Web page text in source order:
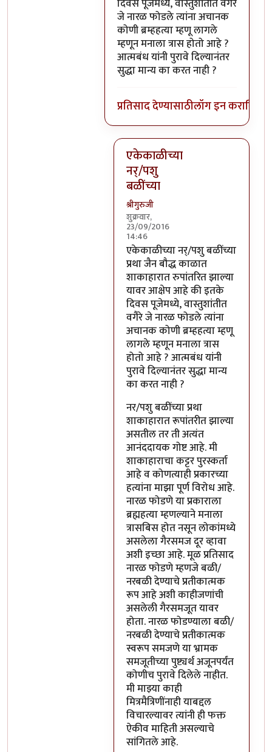
दिवस पूजेमध्ये, वास्तुशांतीत वगैरे
जे नारळ फोडले त्यांना अचानक
कोणी ब्रम्हहत्या म्हणू लागले
म्हणून मनाला त्रास होतो आहे ?
आत्मबंध यांनी पुरावे दिल्यानंतर
सुद्धा मान्य का करत नाही ?
प्रतिसाद देण्यासाठीलॉग इन कराकिंवा
एकेकाळीच्या
नर्/पशु
बळींच्या
श्रीगुरुजी
शुक्रवार,
23/09/2016
14:46
In reply toसाहेब,byअप्पा जोगळेकर
एकेकाळीच्या नर्/पशु बळींच्या
प्रथा जैन बौद्ध काळात
शाकाहारात रुपांतरित झाल्या
यावर आक्षेप आहे की इतके
दिवस पूजेमध्ये, वास्तुशांतीत
वगैरे जे नारळ फोडले त्यांना
अचानक कोणी ब्रम्हहत्या म्हणू
लागले म्हणून मनाला त्रास
होतो आहे ? आत्मबंध यांनी
पुरावे दिल्यानंतर सुद्धा मान्य
का करत नाही ?
नर/पशु बळींच्या प्रथा
शाकाहारात रूपांतरीत झाल्या
असतील तर ती अत्यंत
आनंददायक गोष्ट आहे. मी
शाकाहाराचा कट्टर पुरस्कर्ता
आहे व कोणत्याही प्रकारच्या
हत्यांना माझा पूर्ण विरोध आहे.
नारळ फोडणे या प्रकाराला
ब्रह्महत्या म्हणल्याने मनाला
त्रासबिस होत नसून लोकांमध्ये
असलेला गैरसमज दूर व्हावा
अशी इच्छा आहे. मूळ प्रतिसाद
नारळ फोडणे म्हणजे बळी/
नरबळी देण्याचे प्रतीकात्मक
रूप आहे अशी काहीजणांची
असलेली गैरसमजूत यावर
होता. नारळ फोडण्याला बळी/
नरबळी देण्याचे प्रतीकात्मक
स्वरूप समजणे या भ्रामक
समजूतीच्या पुष्ट्यर्थ अजूनपर्यंत
कोणीच पुरावे दिलेले नाहीत.
मी माझ्या काही
मित्रमैत्रिणींनाही याबद्दल
विचारल्यावर त्यांनी ही फक्त
ऐकीव माहिती असल्याचे
सांगितले आहे.